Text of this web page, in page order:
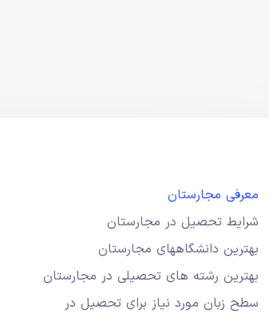
معرفی مجارستان
شرایط تحصیل در مجارستان
بهترین دانشگاههای مجارستان
بهترین رشته های تحصیلی در مجارستان
سطح زبان مورد نیاز برای تحصیل در